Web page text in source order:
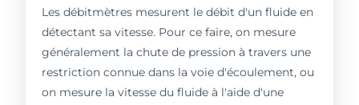
Les débitmètres mesurent le débit d'un fluide en
détectant sa vitesse. Pour ce faire, on mesure
généralement la chute de pression à travers une
restriction connue dans la voie d'écoulement, ou
on mesure la vitesse du fluide à l'aide d'une